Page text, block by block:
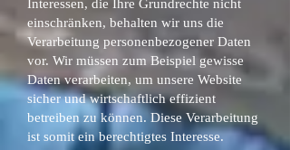
Interessen, die Ihre Grundrechte nicht
einschränken, behalten wir uns die
Verarbeitung personenbezogener Daten
vor. Wir müssen zum Beispiel gewisse
Daten verarbeiten, um unsere Website
sicher und wirtschaftlich effizient
betreiben zu können. Diese Verarbeitung
ist somit ein berechtigtes Interesse.